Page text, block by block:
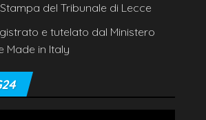
del Tribunale di Lecce
e tutelato dal Ministero
Made in Italy